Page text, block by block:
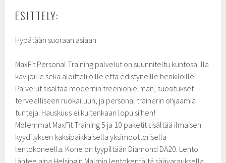
ESITTELY:
Hypätään suoraan asiaan:
MaxFit Personal Training palvelut on suunniteltu kuntosalilla
kävijöille sekä aloittelijoille että edistyneille henkilöille.
Palvelut sisältää modernin treeniohjelman, suositukset
terveelliseen ruokailuun, ja personal trainerin ohjaamia
tunteja. Hauskuus ei kuitenkaan lopu siihen!
Molemmat MaxFit Training 5 ja 10 paketit sisältää ilmaisen
kyydityksen kaksipaikkaisella yksimoottorisella
lentokoneella. Kone on tyypiltään Diamond DA20. Lento
lähtee aina Helsingin Malmin lentokentältä säävarauksella